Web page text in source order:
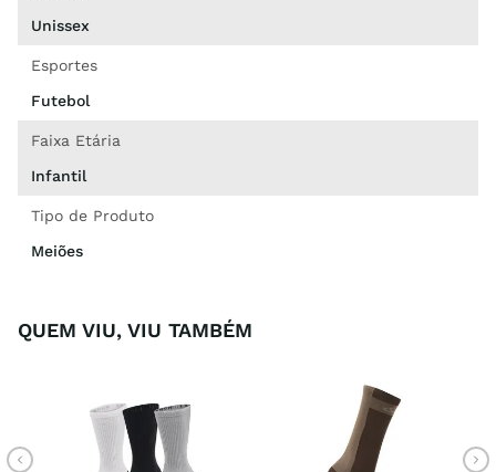
Unissex
Esportes
Futebol
Faixa Etária
Infantil
Tipo de Produto
Meiões
QUEM VIU, VIU TAMBÉM